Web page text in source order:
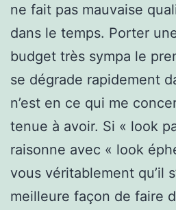
ne fait pas mauvaise
dans le temps. Porter
budget très sympa le
se dégrade rapidement
n’est en ce qui me
tenue à avoir. Si « look
raisonne avec « look
vous véritablement qu’il
meilleure façon de faire